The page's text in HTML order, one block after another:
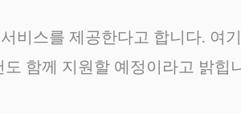
비스를 제공한다고 합니다. 여
함께 지원할 예정이라고 밝힙